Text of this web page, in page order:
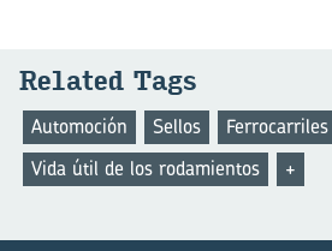
Re­la­ted Tags
+
Automoción Sellos Ferrocarriles
Vida útil de los rodamientos